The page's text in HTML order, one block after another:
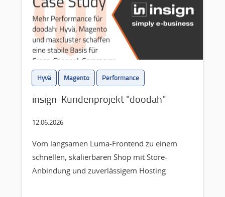
Hyvä Magento Performance
insign-Kundenprojekt "doodah"
12.06.2026
Vom langsamen Luma-Frontend zu einem
schnellen, skalierbaren Shop mit Store-
Anbindung und zuverlässigem Hosting